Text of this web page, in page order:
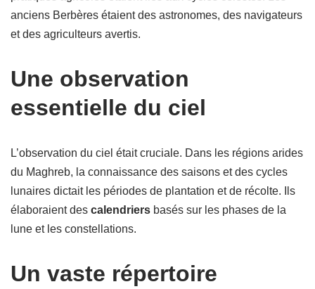
anciens Berbères étaient des astronomes, des navigateurs
et des agriculteurs avertis.
Une observation
essentielle du ciel
L’observation du ciel était cruciale. Dans les régions arides
du Maghreb, la connaissance des saisons et des cycles
lunaires dictait les périodes de plantation et de récolte. Ils
élaboraient des calendriers basés sur les phases de la
lune et les constellations.
Un vaste répertoire